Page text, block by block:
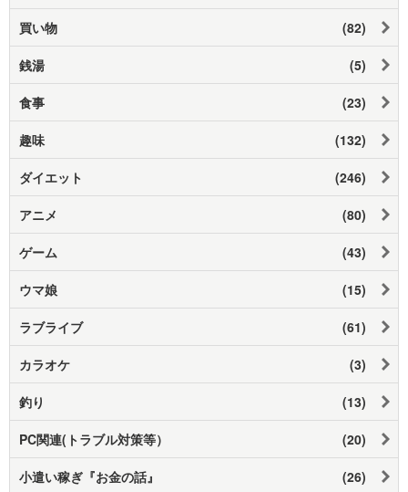
買い物 (82)
銭湯 (5)
食事 (23)
趣味 (132)
ダイエット (246)
アニメ (80)
ゲーム (43)
ウマ娘 (15)
ラブライブ (61)
カラオケ (3)
釣り (13)
PC関連(トラブル対策等） (20)
小遣い稼ぎ『お金の話』 (26)